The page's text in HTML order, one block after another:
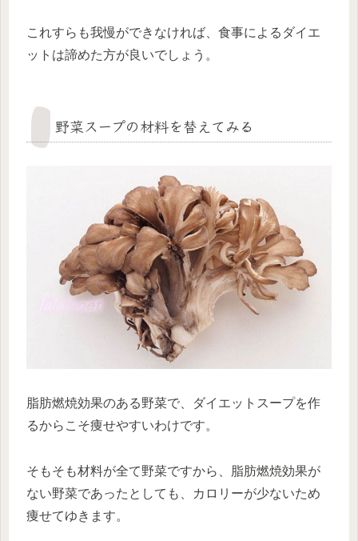
これすらも我慢ができなければ、食事によるダイエ
ットは諦めた方が良いでしょう。
野菜スープの材料を替えてみる
脂肪燃焼効果のある野菜で、ダイエットスープを作
るからこそ痩せやすいわけです。
そもそも材料が全て野菜ですから、脂肪燃焼効果が
ない野菜であったとしても、カロリーが少ないため
痩せてゆきます。